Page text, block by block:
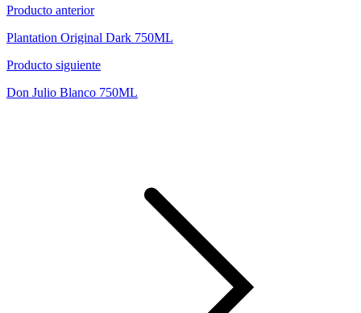
Producto anterior
Plantation Original Dark 750ML
Producto siguiente
Don Julio Blanco 750ML